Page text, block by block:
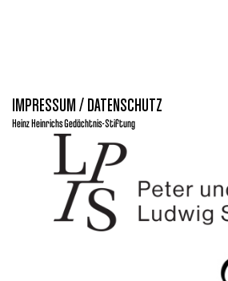
IMPRESSUM / DATENSCHUTZ
Heinz Heinrichs Gedächtnis-Stiftung